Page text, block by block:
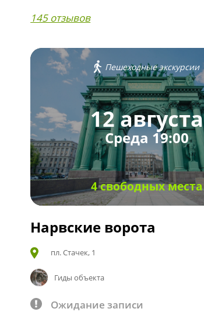
145 отзывов
Пешеходные экскурсии
12 августа
Среда 19:00
4 свободных места
Нарвские ворота
пл. Стачек, 1
Гиды объекта
Ожидание записи